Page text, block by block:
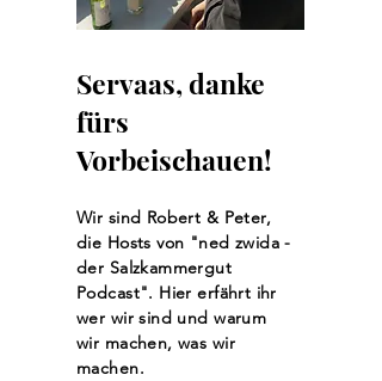
Servaas, danke
fürs
Vorbeischauen!
Wir sind Robert & Peter,
die Hosts von "ned zwida -
der Salzkammergut
Podcast". Hier erfährt ihr
wer wir sind und warum
wir machen, was wir
machen.